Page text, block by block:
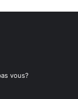
vous?